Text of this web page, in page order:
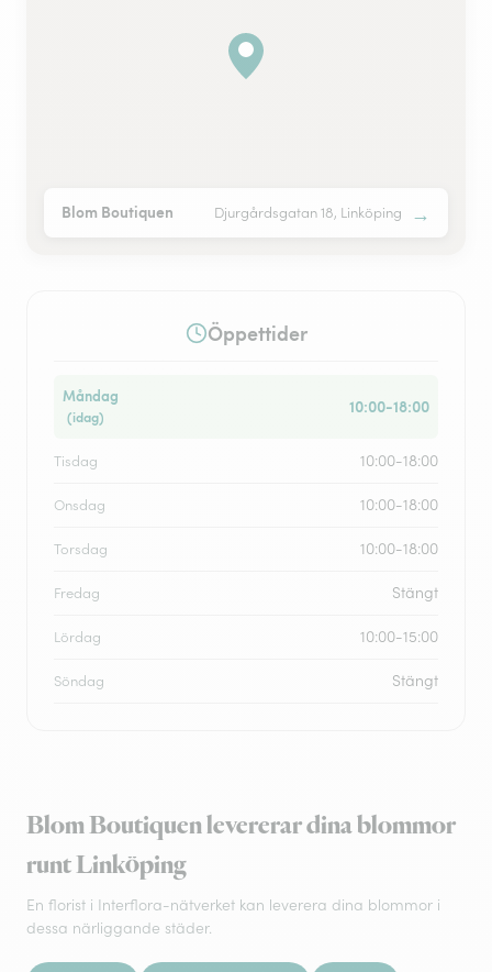
Blom Boutiquen Djurgårdsgatan 18, Linköping →
Öppettider
Måndag
(idag)
10:00-18:00
Tisdag 10:00-18:00
Onsdag 10:00-18:00
Torsdag 10:00-18:00
Fredag Stängt
Lördag 10:00-15:00
Söndag Stängt
Blom Boutiquen levererar dina blommor
runt Linköping
En florist i Interflora-nätverket kan leverera dina blommor i
dessa närliggande städer.